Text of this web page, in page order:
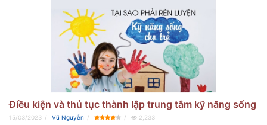
Điều kiện và thủ tục thành lập trung tâm kỹ năng sống
15/03/2023 Vũ Nguyễn 2,233